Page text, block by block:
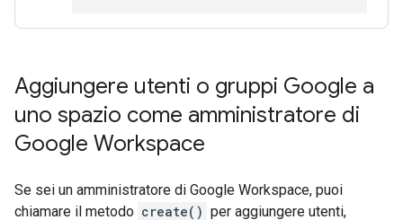
Aggiungere utenti o gruppi Google a
uno spazio come amministratore di
Google Workspace
Se sei un amministratore di Google Workspace, puoi
chiamare il metodo create() per aggiungere utenti,